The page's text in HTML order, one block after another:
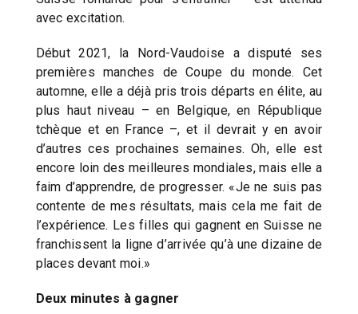
avec excitation.
Début 2021, la Nord-Vaudoise a disputé ses
premières manches de Coupe du monde. Cet
automne, elle a déjà pris trois départs en élite, au
plus haut niveau – en Belgique, en République
tchèque et en France –, et il devrait y en avoir
d’autres ces prochaines semaines. Oh, elle est
encore loin des meilleures mondiales, mais elle a
faim d’apprendre, de progresser. «Je ne suis pas
contente de mes résultats, mais cela me fait de
l’expérience. Les filles qui gagnent en Suisse ne
franchissent la ligne d’arrivée qu’à une dizaine de
places devant moi.»
Deux minutes à gagner